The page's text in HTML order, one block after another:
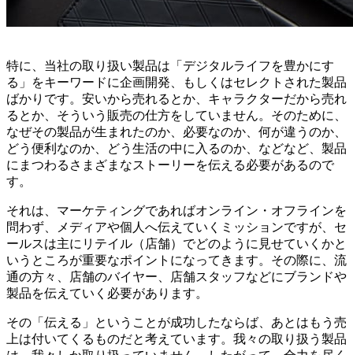
特に、当社の取り扱い製品は「デジタルライフを豊かにす
る」をキーワードに企画開発、もしくはセレクトされた製品
ばかりです。安いから売れるとか、キャラクターだから売れ
るとか、そういう販売の仕方をしていません。そのために、
なぜその製品が生まれたのか、必要なのか、何が違うのか、
どう便利なのか、どう生活の中に入るのか、などなど、製品
にまつわるさまざまなストーリーを伝える必要があるので
す。
それは、マーケティングであればオンライン・オフラインを
問わず、メディアや個人へ伝えていくミッションですが、セ
ールスは主にリテイル（店舗）でどのように見せていくかと
いうところが重要なポイントになってきます。その際に、流
通の方々、店舗のバイヤー、店舗スタッフなどにブランドや
製品を伝えていく必要があります。
その「伝える」ということが成功したならば、あとはもう売
上は付いてくるものだと考えています。我々の取り扱う製品